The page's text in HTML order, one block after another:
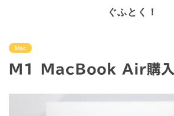
ぐふとく！
Mac
M1 MacBook Air購入